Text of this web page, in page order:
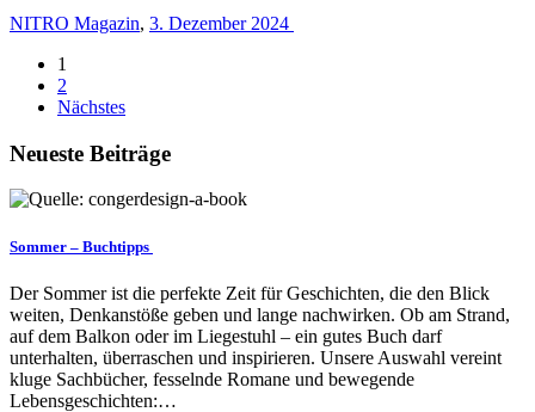
NITRO Magazin, 3. Dezember 2024
1
2
Nächstes
Neueste Beiträge
Sommer – Buchtipps
Der Sommer ist die perfekte Zeit für Geschichten, die den Blick
weiten, Denkanstöße geben und lange nachwirken. Ob am Strand,
auf dem Balkon oder im Liegestuhl – ein gutes Buch darf
unterhalten, überraschen und inspirieren. Unsere Auswahl vereint
kluge Sachbücher, fesselnde Romane und bewegende
Lebensgeschichten:…